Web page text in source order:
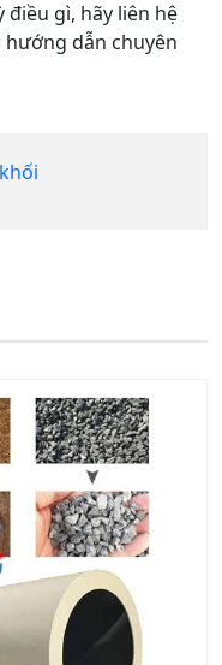
gì, hãy liên hệ
hướng dẫn chuyên